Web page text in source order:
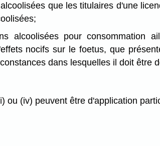
que les titulaires d'une
alcoolisées pour consommation
nocifs sur le foetus, que
dans lesquelles il doit être
ou (iv) peuvent être d'application